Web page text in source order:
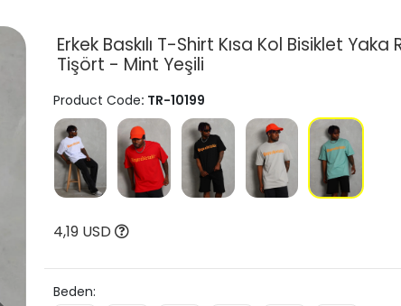
Erkek Baskılı T-Shirt Kısa Kol Bisiklet Yaka
Tişört - Mint Yeşili
Product Code: TR-10199
4,19 USD
Beden: